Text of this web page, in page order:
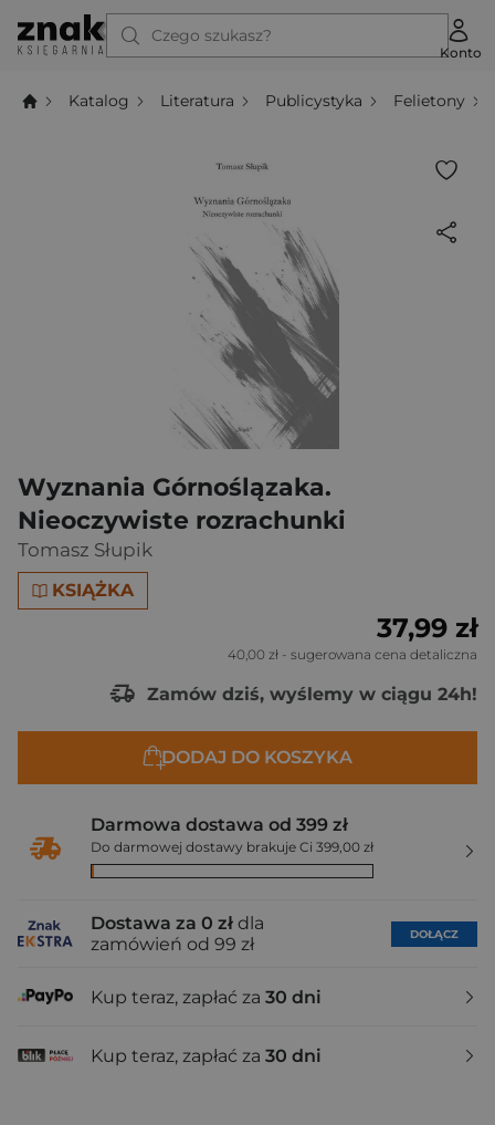
Czego szukasz?
Konto
Katalog Literatura Publicystyka Felietony
Wyznania Górnoślązaka.
Nieoczywiste rozrachunki
Tomasz Słupik
KSIĄŻKA
37,99 zł
40,00 zł - sugerowana cena detaliczna
Zamów dziś, wyślemy w ciągu 24h!
DODAJ DO KOSZYKA
Darmowa dostawa od 399 zł
Do darmowej dostawy brakuje Ci 399,00 zł
Dostawa za 0 zł dla
zamówień od 99 zł
DOŁĄCZ
Kup teraz, zapłać za 30 dni
Kup teraz, zapłać za 30 dni